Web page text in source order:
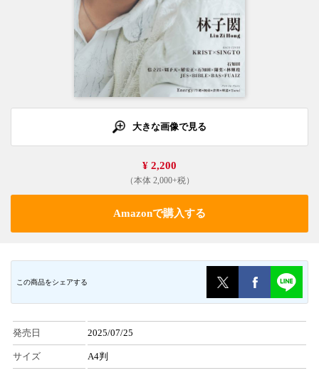
大きな画像で見る
¥ 2,200
（本体 2,000+税）
Amazonで購入する
この商品をシェアする
発売日 2025/07/25
サイズ A4判